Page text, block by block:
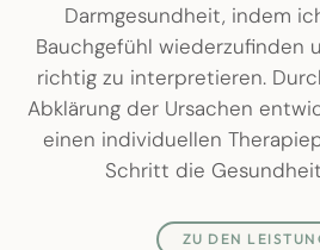
Darmgesundheit, indem
Bauchgefühl wiederzufinden
richtig zu interpretieren.
Abklärung der Ursachen
einen individuellen
Schritt die
ZU DEN